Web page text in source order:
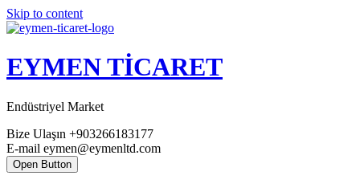
Skip to content
EYMEN TİCARET
Endüstriyel Market
Bize Ulaşın +903266183177
E-mail eymen@eymenltd.com
Open Button